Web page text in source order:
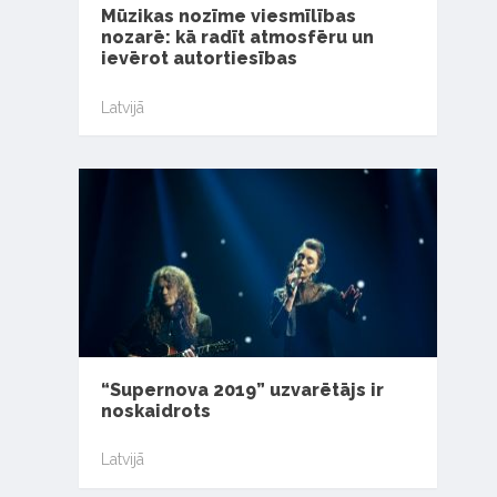
Mūzikas nozīme viesmīlības
nozarē: kā radīt atmosfēru un
ievērot autortiesības
Latvijā
“Supernova 2019” uzvarētājs ir
noskaidrots
Latvijā